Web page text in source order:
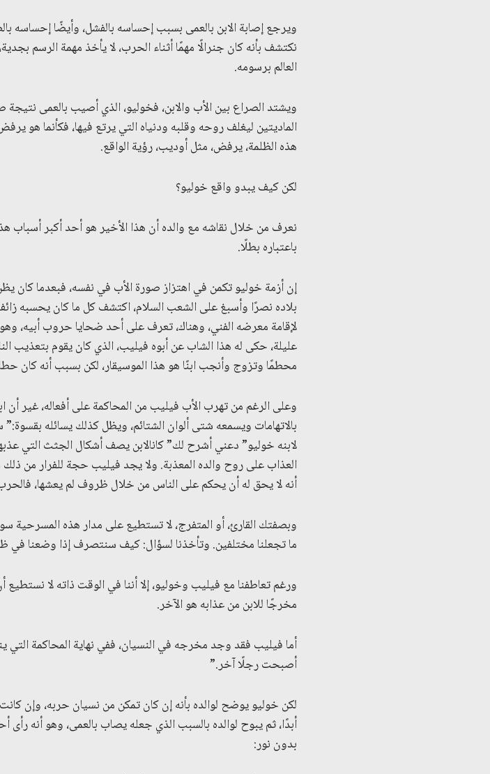
ويرجع إصابة الابن بالعمى بسبب إحساسه بالفشل، وأيضًا إحساسه
نكتشف بأنه كان جنرالًا مهمًا أثناء الحرب، لا يأخذ مهمة الرسم
العالم برسومه.
ويشتد الصراع بين الأب والابن، فخوليو، الذي أصيب بالعمى
الماديتين ليغلف روحه وقلبه ودنياه التي يرتع فيها، فكأنما هو
هذه الظلمة، يرفض، مثل أوديب، رؤية الواقع.
لكن كيف يبدو واقع خوليو؟
نعرف من خلال نقاشه مع والده أن هذا الأخير هو أحد أكبر أسباب
باعتباره بطلًا.
إن أزمة خوليو تكمن في اهتزاز صورة الأب في نفسه، فبعدما
بلاده نصرًا وأسبغ على الشعب السلام، اكتشف كل ما كان يحسبه
لإقامة معرضه الفني، وهناك، تعرف على أحد ضحايا حروب
عليلة، حكى له هذا الشاب عن أبوه فيليب، الذي كان يقوم بتعذيب
محطمًا وتزوج وأنجب ابنًا هو هذا الموسيقار، لكن بسبب أنه كان
وعلى الرغم من تهرب الأب فيليب من المحاكمة على أفعاله، غير أن
بالاتهامات ويسمعه شتى ألوان الشتائم، ويظل كذلك يسائله
لابنه خوليو” دعني أشرح لك” كانالابن يصف أشكال الجثث التي
العذاب على روح والده المعذبة. ولا يجد فيليب حجة للفرار من
أنه لا يحق له أن يحكم على الناس من خلال ظروف لم يعشها، فالحرب
وبصفتك القارئ، أو المتفرج، لا تستطيع على مدار هذه المسرحية
ما تجعلنا مختلفين. وتأخذنا لسؤال: كيف سنتصرف إذا وضعنا في
ورغم تعاطفنا مع فيليب وخوليو، إلا أننا في الوقت ذاته لا
مخرجًا للابن من عذابه هو الآخر.
أما فيليب فقد وجد مخرجه في النسيان، ففي نهاية المحاكمة التي
أصبحت رجلًا آخر.”
لكن خوليو يوضح لوالده بأنه إن كان تمكن من نسيان حربه، وإن
أبدًا، ثم يبوح لوالده بالسبب الذي جعله يصاب بالعمى، وهو أنه
بدون نور: